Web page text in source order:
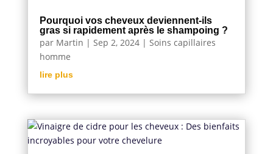
Pourquoi vos cheveux deviennent-ils
gras si rapidement après le shampoing ?
par Martin | Sep 2, 2024| Soins capillaires
homme
lire plus